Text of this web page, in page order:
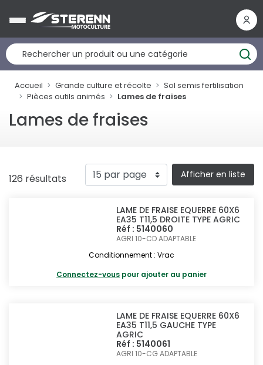
Accueil Grande culture et récolte
Sol semis fertilisation
Pièces outils animés
Lames de fraises
Lames de fraises
126 résultats Afficher en liste
LAME DE FRAISE EQUERRE 60X6
EA35 T11,5 DROITE TYPE AGRIC
Réf : 5140060
AGRI 10-CDADAPTABLE
Conditionnement : Vrac
Connectez-vous pour ajouter au panier
LAME DE FRAISE EQUERRE 60X6
EA35 T11,5 GAUCHE TYPE
AGRIC
Réf : 5140061
AGRI 10-CGADAPTABLE